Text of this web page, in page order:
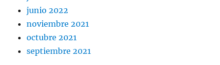
junio 2022
noviembre 2021
octubre 2021
septiembre 2021